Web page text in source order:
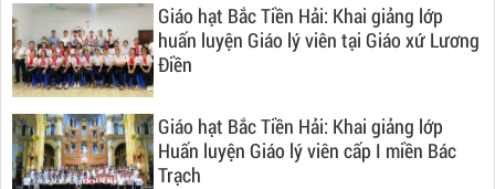
Giáo hạt Bắc Tiền Hải: Khai giảng lớp
huấn luyện Giáo lý viên tại Giáo xứ Lương
Điền
Giáo hạt Bắc Tiền Hải: Khai giảng lớp
Huấn luyện Giáo lý viên cấp I miền Bác
Trạch